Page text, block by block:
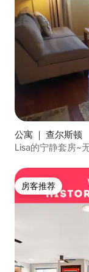
公寓 ｜ 查尔斯顿
Lisa的宁静套房~
房客推荐
房客推荐